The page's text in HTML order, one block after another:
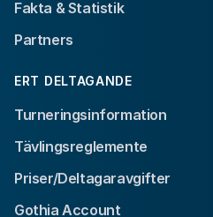
Fakta & Statistik
Partners
ERT DELTAGANDE
Turneringsinformation
Tävlingsreglemente
Priser/Deltagaravgifter
Gothia Account